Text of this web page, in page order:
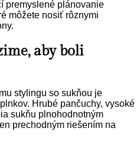
premyslené plánovanie
môžete nosiť rôznymi
aby boli
stylingu so sukňou je
Hrubé pančuchy, vysoké
sukňu plnohodnotným
prechodným riešením na